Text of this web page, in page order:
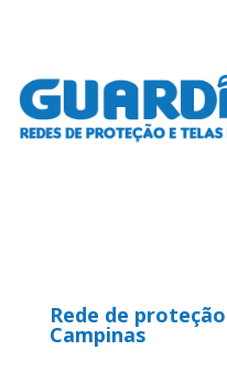
Rede de
Campinas